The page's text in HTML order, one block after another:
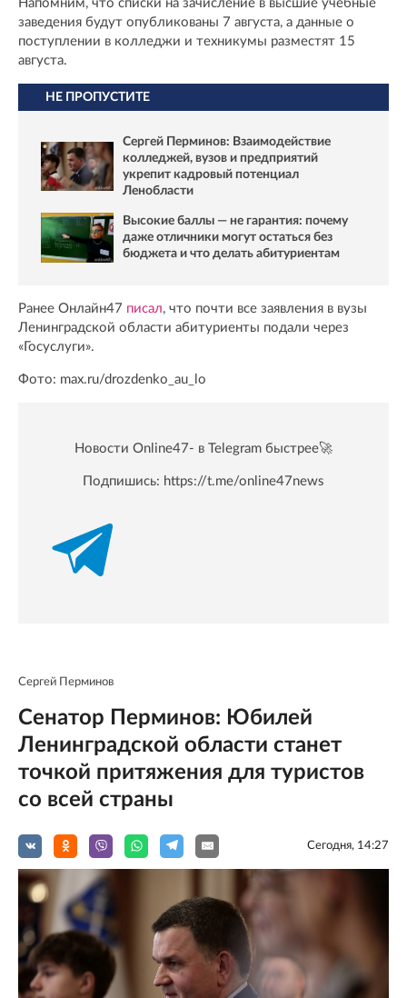
Напомним, что списки на зачисление в высшие учебные
заведения будут опубликованы 7 августа, а данные о
поступлении в колледжи и техникумы разместят 15
августа.
НЕ ПРОПУСТИТЕ
Сергей Перминов: Взаимодействие
колледжей, вузов и предприятий
укрепит кадровый потенциал
Ленобласти
Высокие баллы — не гарантия: почему
даже отличники могут остаться без
бюджета и что делать абитуриентам
Ранее Онлайн47 писал, что почти все заявления в вузы
Ленинградской области абитуриенты подали через
«Госуслуги».
Фото: max.ru/drozdenko_au_lo
Новости Online47- в Telegram быстрее🚀
Подпишись: https://t.me/online47news
Сергей Перминов
Сенатор Перминов: Юбилей
Ленинградской области станет
точкой притяжения для туристов
со всей страны
Сегодня, 14:27